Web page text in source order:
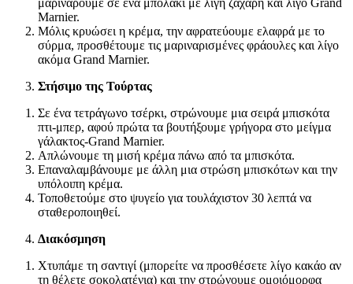
μαρινάρουμε σε ένα μπολάκι με λίγη ζάχαρη και λίγο Grand
Marnier.
Μόλις κρυώσει η κρέμα, την αφρατεύουμε ελαφρά με το
σύρμα, προσθέτουμε τις μαριναρισμένες φράουλες και λίγο
ακόμα Grand Marnier.
Στήσιμο της Τούρτας
Σε ένα τετράγωνο τσέρκι, στρώνουμε μια σειρά μπισκότα
πτι-μπερ, αφού πρώτα τα βουτήξουμε γρήγορα στο μείγμα
γάλακτος-Grand Marnier.
Απλώνουμε τη μισή κρέμα πάνω από τα μπισκότα.
Επαναλαμβάνουμε με άλλη μια στρώση μπισκότων και την
υπόλοιπη κρέμα.
Τοποθετούμε στο ψυγείο για τουλάχιστον 30 λεπτά να
σταθεροποιηθεί.
Διακόσμηση
Χτυπάμε τη σαντιγί (μπορείτε να προσθέσετε λίγο κακάο αν
τη θέλετε σοκολατένια) και την στρώνουμε ομοιόμορφα